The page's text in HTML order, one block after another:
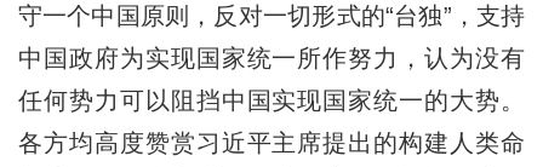
守一个中国原则，反对一切形式的“台独”，支持
中国政府为实现国家统一所作努力，认为没有
任何势力可以阻挡中国实现国家统一的大势。
各方均高度赞赏习近平主席提出的构建人类命